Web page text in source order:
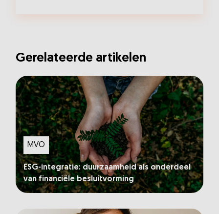
Gerelateerde artikelen
MVO
ESG-integratie: duurzaamheid als onderdeel
van financiële besluitvorming